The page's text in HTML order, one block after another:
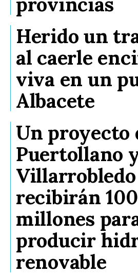
Herido un
al caerle
viva en un
Albacete
Un proyecto
Puertollano
Villarrobledo
recibirán 100
millones
producir
renovable